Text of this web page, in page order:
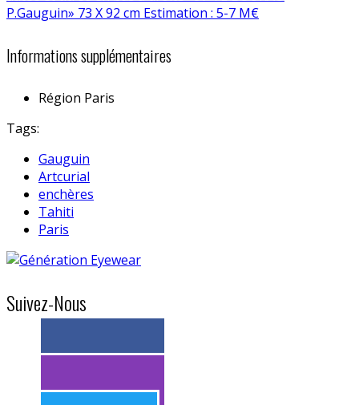
Informations supplémentaires
Région Paris
Tags:
Gauguin
Artcurial
enchères
Tahiti
Paris
Suivez-Nous
> 11k abonnés
> 11k abonnés